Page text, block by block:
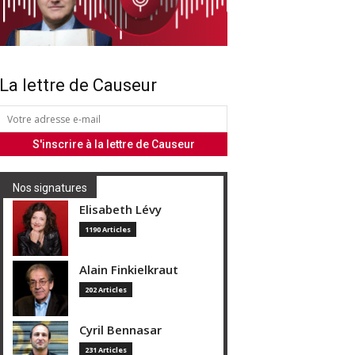
lettre de Causeur
Nos signatures
Elisabeth Lévy
1190 Articles
Alain Finkielkraut
202 Articles
Cyril Bennasar
231 Articles